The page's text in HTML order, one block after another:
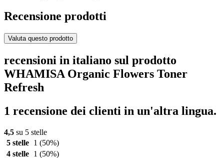
Recensione prodotti
Valuta questo prodotto
recensioni in italiano sul prodotto
WHAMISA Organic Flowers Toner
Refresh
1 recensione dei clienti in un'altra lingua.
4,5 su 5 stelle
5 stelle
1 (50%)
4 stelle
1 (50%)